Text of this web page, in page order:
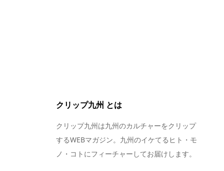
クリップ九州 とは
クリップ九州は九州のカルチャーをクリップ
するWEBマガジン。九州のイケてるヒト・モ
ノ・コトにフィーチャーしてお届けします。